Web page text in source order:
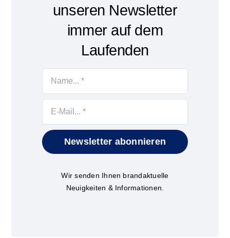
unseren Newsletter
immer auf dem
Laufenden
Newsletter abonnieren
Wir senden Ihnen brandaktuelle
Neuigkeiten & Informationen.